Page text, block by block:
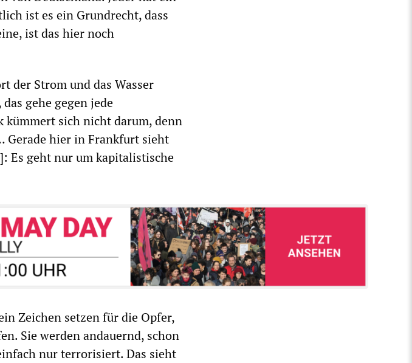
ist es ein Grundrecht, dass
ist das hier noch
der Strom und das Wasser
gehe gegen jede
kümmert sich nicht darum, denn
Gerade hier in Frankfurt sieht
Es geht nur um kapitalistische
Zeichen setzen für die Opfer,
Sie werden andauernd, schon
nur terrorisiert. Das sieht